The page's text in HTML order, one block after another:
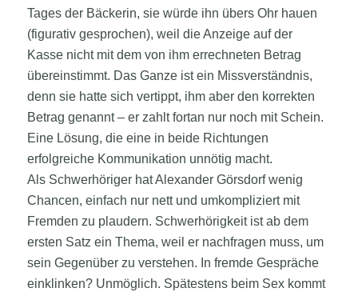
Tages der Bäckerin, sie würde ihn übers Ohr hauen
(figurativ gesprochen), weil die Anzeige auf der
Kasse nicht mit dem von ihm errechneten Betrag
übereinstimmt. Das Ganze ist ein Missverständnis,
denn sie hatte sich vertippt, ihm aber den korrekten
Betrag genannt – er zahlt fortan nur noch mit Schein.
Eine Lösung, die eine in beide Richtungen
erfolgreiche Kommunikation unnötig macht.
Als Schwerhöriger hat Alexander Görsdorf wenig
Chancen, einfach nur nett und umkompliziert mit
Fremden zu plaudern. Schwerhörigkeit ist ab dem
ersten Satz ein Thema, weil er nachfragen muss, um
sein Gegenüber zu verstehen. In fremde Gespräche
einklinken? Unmöglich. Spätestens beim Sex kommt